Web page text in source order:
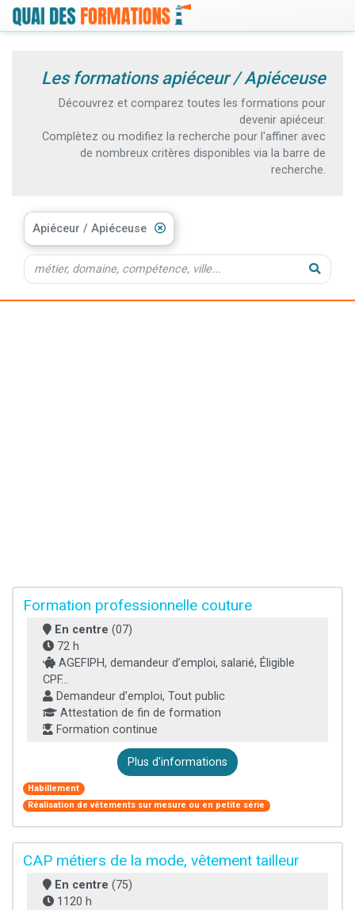
Les formations apiéceur / Apiéceuse
Découvrez et comparez toutes les formations pour
devenir apiéceur.
Complètez ou modifiez la recherche pour l'affiner avec
de nombreux critères disponibles via la barre de
recherche.
Apiéceur / Apiéceuse
Formation professionnelle couture
En centre (07)
72 h
AGEFIPH, demandeur d’emploi, salarié, Éligible
CPF...
Demandeur d’emploi, Tout public
Attestation de fin de formation
Formation continue
Plus d'informations
Habillement
Réalisation de vêtements sur mesure ou en petite série
CAP métiers de la mode, vêtement tailleur
En centre (75)
1120 h